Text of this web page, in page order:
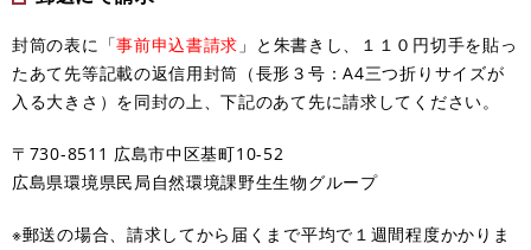
封筒の表に「事前申込書請求 」と朱書きし、１１０円切手を貼っ
たあて先等記載の返信用封筒（長形３号：A4三つ折りサイズが
入る大きさ）を同封の上、下記のあて先に請求してください。
〒730-8511 広島市中区基町10-52
広島県環境県民局自然環境課野生生物グループ
※郵送の場合、請求してから届くまで平均で１週間程度かかりま